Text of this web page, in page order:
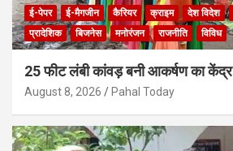
ई-पेपर ई-मैगजीन कैरियर क्राइम देश विदेश
प्रादेशिक
बिजनेस मनोरंजन राजनीति विविध
25 फीट लंबी कांवड़ बनी आकर्षण का केंद्र
August 8, 2026 Pahal Today